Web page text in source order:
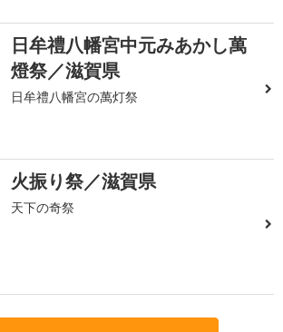
日牟禮八幡宮中元みあかし萬
燈祭／滋賀県
日牟禮八幡宮の萬灯祭
火振り祭／滋賀県
天下の奇祭